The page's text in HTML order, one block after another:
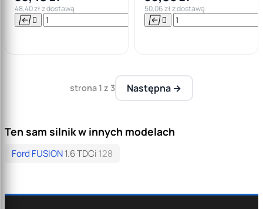
48,40 zł z dostawą
  

50,06 zł z dostawą
 
strona 1 z 3 Następna →
Ten sam silnik w innych modelach
Ford FUSION1.6 TDCi 128